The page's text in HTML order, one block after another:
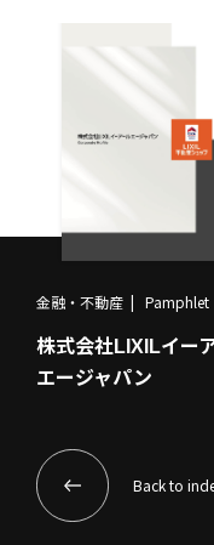
金融・不動産 Pamphlet
株式会社LIXILイー
エージャパン
Back to